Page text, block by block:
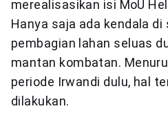
merealisasikan isi MoU
Hanya saja ada kendala
pembagian lahan seluas
mantan kombatan.
periode Irwandi dulu, hal
dilakukan.